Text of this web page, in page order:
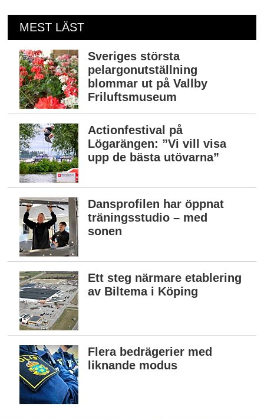
MEST LÄST
Sveriges största
pelargonutställning
blommar ut på Vallby
Friluftsmuseum
Actionfestival på
Lögarängen: ”Vi vill visa
upp de bästa utövarna”
Dansprofilen har öppnat
träningsstudio – med
sonen
Ett steg närmare etablering
av Biltema i Köping
Flera bedrägerier med
liknande modus